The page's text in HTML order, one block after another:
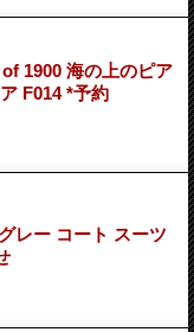
1900 海の上のピア
F014 *予約
レー コート スーツ